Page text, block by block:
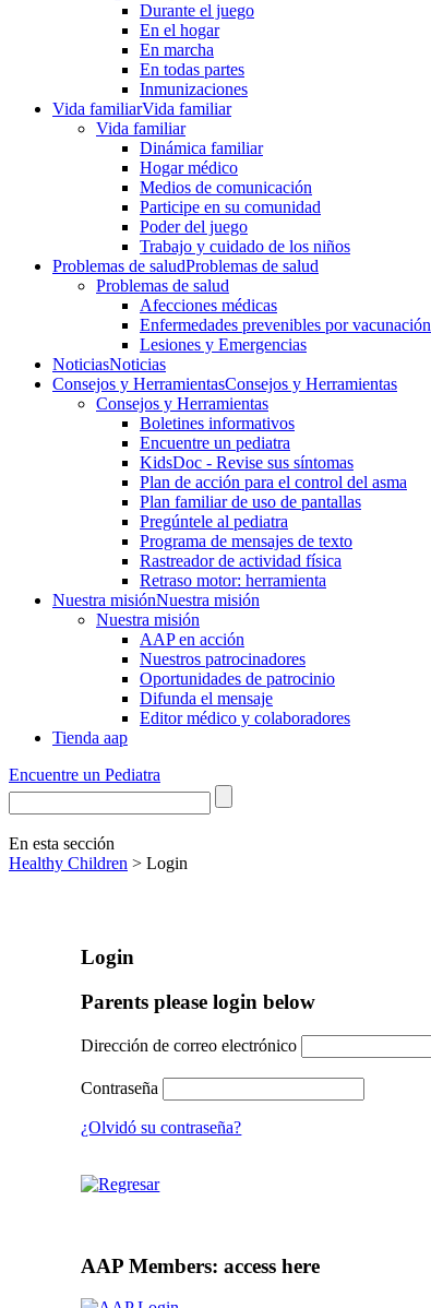
Durante el juego
En el hogar
En marcha
En todas partes
Inmunizaciones
Vida familiarVida familiar
Vida familiar
Dinámica familiar
Hogar médico
Medios de comunicación
Participe en su comunidad
Poder del juego
Trabajo y cuidado de los niños
Problemas de saludProblemas de salud
Problemas de salud
Afecciones médicas
Enfermedades prevenibles por vacunación
Lesiones y Emergencias
NoticiasNoticias
Consejos y HerramientasConsejos y Herramientas
Consejos y Herramientas
Boletines informativos
Encuentre un pediatra
KidsDoc - Revise sus síntomas
Plan de acción para el control del asma
Plan familiar de uso de pantallas
Pregúntele al pediatra
Programa de mensajes de texto
Rastre​​ador de activida​d física
Retraso motor: herramienta
Nuestra misiónNuestra misión
Nuestra misión
AAP en acción
Nuestros patrocinadores
Oportunidades de patrocinio
Difunda el mensaje
Editor médico y colaboradores
Tienda aap
Encuentre un Pediatra
En esta sección
Healthy Children > Login
Login
Parents please login below
Dirección de correo electrónico
Contraseña
¿Olvidó su contraseña?
AAP Members: access here